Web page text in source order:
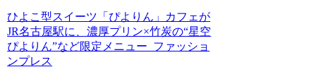
ひよこ型スイーツ「ぴよりん」カフェが
JR名古屋駅に、濃厚プリン×竹炭の“星空
ぴよりん”など限定メニュー ファッショ
ンプレス